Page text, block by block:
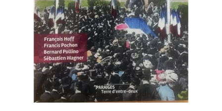
AJOUTER AU PANIER
/
DÉTAILS